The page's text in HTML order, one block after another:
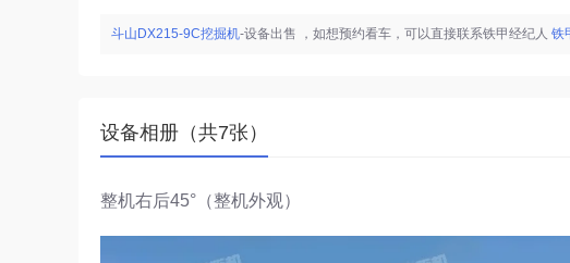
斗山DX215-9C挖掘机-设备出售 ，如想预约看车，可以直接联系铁甲经纪人 铁
设备相册（共7张）
整机右后45°（整机外观）